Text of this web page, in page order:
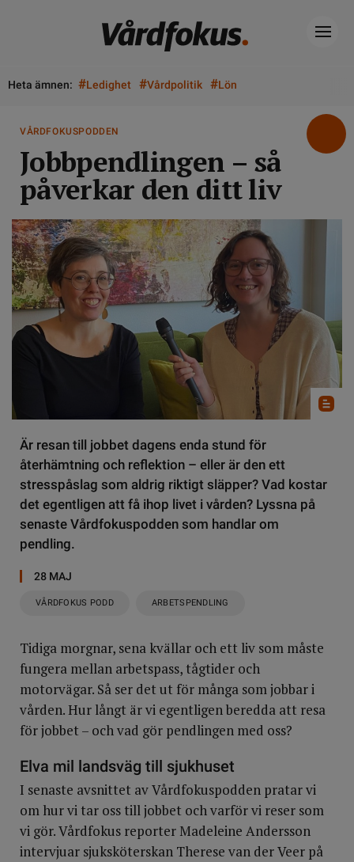
Heta ämnen: #Ledighet #Vårdpolitik #Lön
VÅRDFOKUSPODDEN
Jobbpendlingen – så
påverkar den ditt liv
Är resan till jobbet dagens enda stund för
återhämtning och reflektion – eller är den ett
stresspåslag som aldrig riktigt släpper? Vad kostar
det egentligen att få ihop livet i vården? Lyssna på
senaste Vårdfokuspodden som handlar om
pendling.
28 MAJ
VÅRDFOKUS PODD ARBETSPENDLING
Tidiga morgnar, sena kvällar och ett liv som måste
fungera mellan arbetspass, tågtider och
motorvägar. Så ser det ut för många som jobbar i
vården. Hur långt är vi egentligen beredda att resa
för jobbet – och vad gör pendlingen med oss?
Elva mil landsväg till sjukhuset
I senaste avsnittet av Vårdfokuspodden pratar vi
om hur vi tar oss till jobbet och varför vi reser som
vi gör. Vårdfokus reporter Madeleine Andersson
intervjuar sjuksköterskan Therese van der Veer på